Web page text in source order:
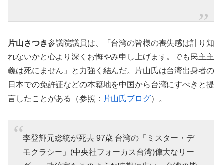
片山さつき参議院議員は、「台湾の皆様の喪失感は計り知
れないかと心より深くお悔やみ申し上げます。でも民主主
義は死にません」と力強く結んだ。片山氏は台湾出身者の
日本での免許証などの本籍地を中国から台湾にすべきと提
言したことがある（参照： 片山氏ブログ）。
李登輝元総統が死去 97歳 台湾の「ミスター・デ
モクラシー」(中央社フォーカス台湾)偉大なリー